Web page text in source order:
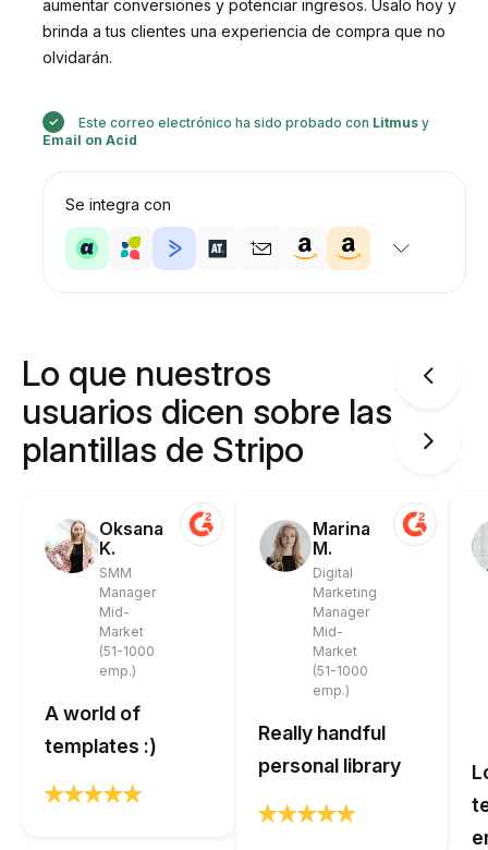
aumentar conversiones y potenciar ingresos. Úsalo hoy y
brinda a tus clientes una experiencia de compra que no
olvidarán.
Este correo electrónico ha sido probado con Litmus y
Email on Acid
Se integra con
Lo que nuestros
usuarios dicen sobre las
plantillas de Stripo
Oksana
K.
SMM
Manager
Mid-
Market
(51-1000
emp.)
A world of
templates :)
Marina
M.
Digital
Marketing
Manager
Mid-
Market
(51-1000
emp.)
Really handful
personal library